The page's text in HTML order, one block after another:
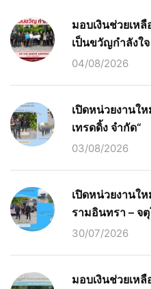
มอบเงินช่วยเห
เป็นขวัญกำลังใ
04/08/2026
เปิดหน่วยงานใ
เทรดดิ้ง จำกัด“
03/08/2026
เปิดหน่วยงานใ
รามอินทรา – จ
30/07/2026
มอบเงินช่วยเห